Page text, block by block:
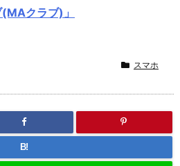
クラブ)」
スマホ
B!